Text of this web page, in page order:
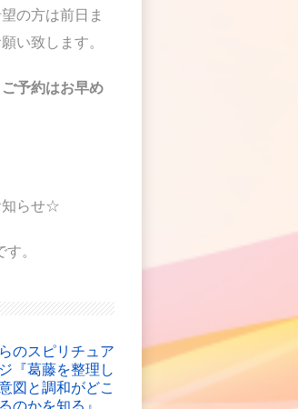
の方は前日ま
い致します。
予約はお早め
らせ☆
。
のスピリチュア
『葛藤を整理し
図と調和がどこ
のかを知る』